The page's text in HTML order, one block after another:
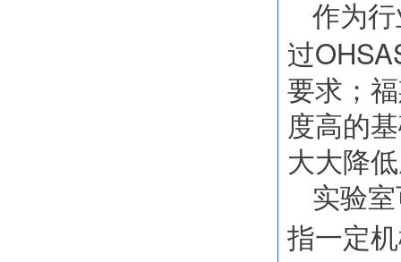
作为
过
要求；
度高的
大大降
实验
指一定